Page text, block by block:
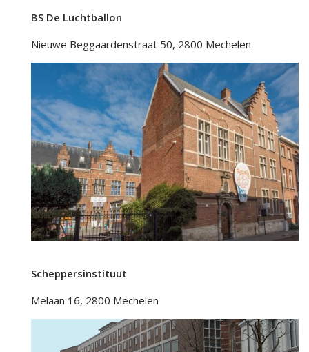
BS De Luchtballon
Nieuwe Beggaardenstraat 50, 2800 Mechelen
Scheppersinstituut
Melaan 16, 2800 Mechelen